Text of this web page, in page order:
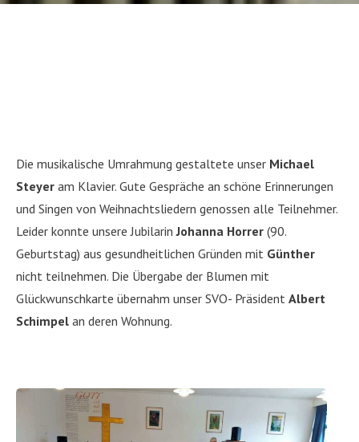
Die musikalische Umrahmung gestaltete unser Michael
Steyer am Klavier. Gute Gespräche an schöne Erinnerungen
und Singen von Weihnachtsliedern genossen alle Teilnehmer.
Leider konnte unsere JubilarinJohanna Horrer (90.
Geburtstag) aus gesundheitlichen Gründen mit Günther
nicht teilnehmen. Die Übergabe der Blumen mit
Glückwunschkarte übernahm unser SVO- Präsident Albert
Schimpel an deren Wohnung.